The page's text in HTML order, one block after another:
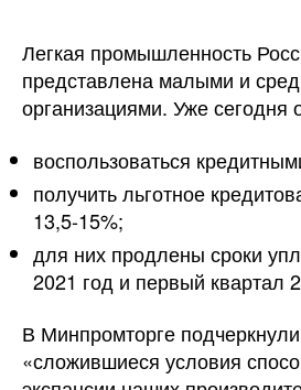
Легкая промышленность
представлена малыми и
организациями. Уже сегодня
воспользоваться
получить льготное
13,5-15%;
для них продлены сроки
2021 год и первый квартал
В Минпромторге
«сложившиеся условия